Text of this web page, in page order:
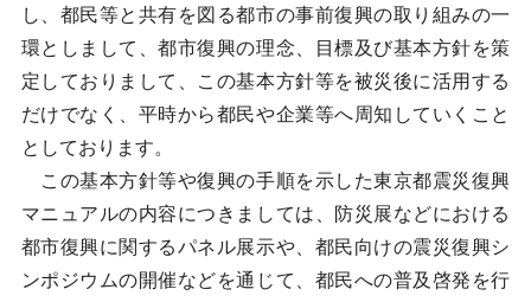
し、都民等と共有を図る都市の事前復興の取り組みの一
環としまして、都市復興の理念、目標及び基本方針を策
定しておりまして、この基本方針等を被災後に活用する
だけでなく、平時から都民や企業等へ周知していくこと
としております。
この基本方針等や復興の手順を示した東京都震災復興
マニュアルの内容につきましては、防災展などにおける
都市復興に関するパネル展示や、都民向けの震災復興シ
ンポジウムの開催などを通じて、都民への普及啓発を行